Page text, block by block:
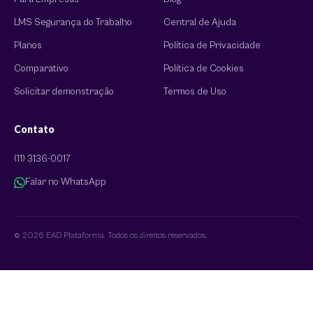
LMS Segurança do Trabalho
Planos
Comparativo
Solicitar demonstração
Central de Ajuda
Política de Privacidade
Política de Cookies
Termos de Uso
Contato
(11) 3136-0017
Falar no WhatsApp
© 2026 EAD Plataforma. Todos os direitos reservados.